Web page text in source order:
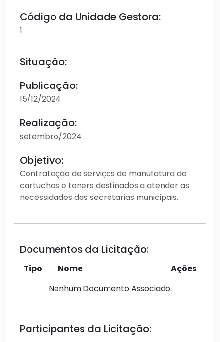
Código da Unidade Gestora:
1
Situação:
Publicação:
15/12/2024
Realização:
setembro/2024
Objetivo:
Contratação de serviços de manufatura de
cartuchos e toners destinados a atender as
necessidades das secretarias municipais.
Documentos da Licitação:
Tipo Nome
Ações
Nenhum Documento Associado.
Participantes da Licitação: